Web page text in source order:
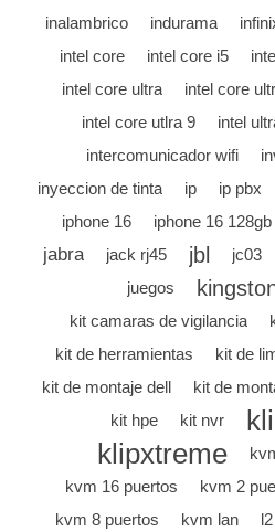
inalambrico
indurama
intel core
intel core i5
intel core ultra
intel core
intel core utlra 9
intel
intercomunicador wifi
inyeccion de tinta
ip ip pbx
iphone 16
iphone 16 128gb
jabra jack rj45 jbl jc03
juegos
kit camaras de vigilancia
kit de herramientas
kit de
kit de montaje dell
kit de
kit hpe
kit nvr
klipxtreme
kvm 16 puertos
kvm 2
kvm 8 puertos
kvm lan l2